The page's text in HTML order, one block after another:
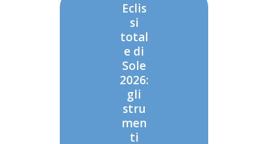
Eclis
si
total
e di
Sole
2026:
gli
stru
men
ti